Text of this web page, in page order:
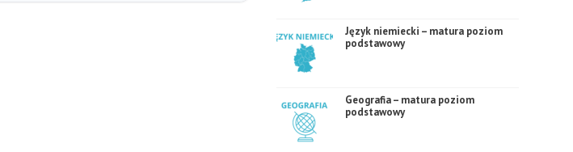
Język niemiecki – matura poziom
podstawowy
Geografia – matura poziom
podstawowy